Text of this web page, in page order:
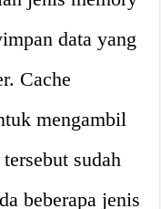
data yang
Cache
mengambil
sudah
beberapa jenis